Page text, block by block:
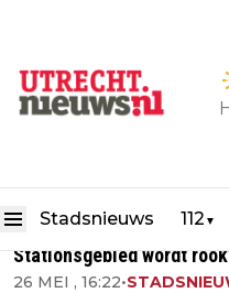
Stadsnieuws 112 ▼
Stationsgebied wordt
26 MEI , 16:22•